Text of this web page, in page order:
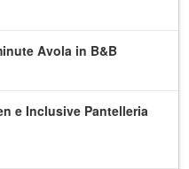
Avola in B&B
e Inclusive Pantelleria